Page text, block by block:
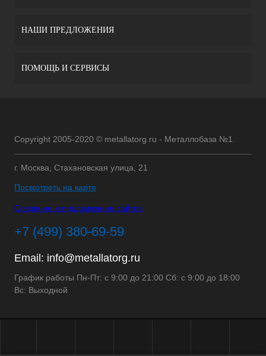
НАШИ ПРЕДЛОЖЕНИЯ
ПОМОЩЬ И СЕРВИСЫ
Copyright 2005-2020 © metallatorg.ru - Металлобаза №1.
г. Москва, Стахановская улица, 21
Посмотреть на карте
Создание и продвижение сайтов
+7 (499) 380-69-59
Email: info@metallatorg.ru
График работы Пн-Пт: с 9:00 до 21:00 Сб: с 9:00 до 18:00
Вс: Выходной